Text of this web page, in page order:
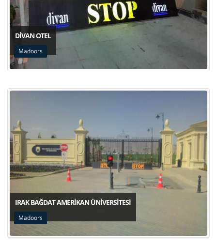
DIVAN OTEL
Madoors
IRAK BAĞDAT AMERIKAN ÜNIVERSITESI
Madoors